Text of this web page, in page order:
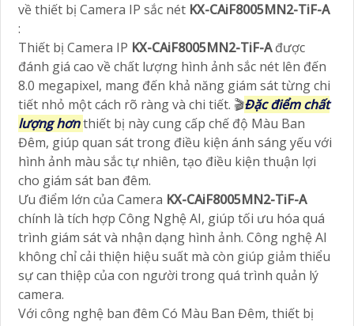
về thiết bị Camera IP sắc nét KX-CAiF8005MN2-TiF-A
:
Thiết bị Camera IP KX-CAiF8005MN2-TiF-Ađược
đánh giá cao về chất lượng hình ảnh sắc nét lên đến
8.0 megapixel, mang đến khả năng giám sát từng chi
tiết nhỏ một cách rõ ràng và chi tiết. 🎬Đặc điểm chất
lượng hơnthiết bị này cung cấp chế độ Màu Ban
Đêm, giúp quan sát trong điều kiện ánh sáng yếu với
hình ảnh màu sắc tự nhiên, tạo điều kiện thuận lợi
cho giám sát ban đêm.
Ưu điểm lớn của Camera KX-CAiF8005MN2-TiF-A
chính là tích hợp Công Nghệ AI, giúp tối ưu hóa quá
trình giám sát và nhận dạng hình ảnh. Công nghệ AI
không chỉ cải thiện hiệu suất mà còn giúp giảm thiểu
sự can thiệp của con người trong quá trình quản lý
camera.
Với công nghệ ban đêm Có Màu Ban Đêm, thiết bị